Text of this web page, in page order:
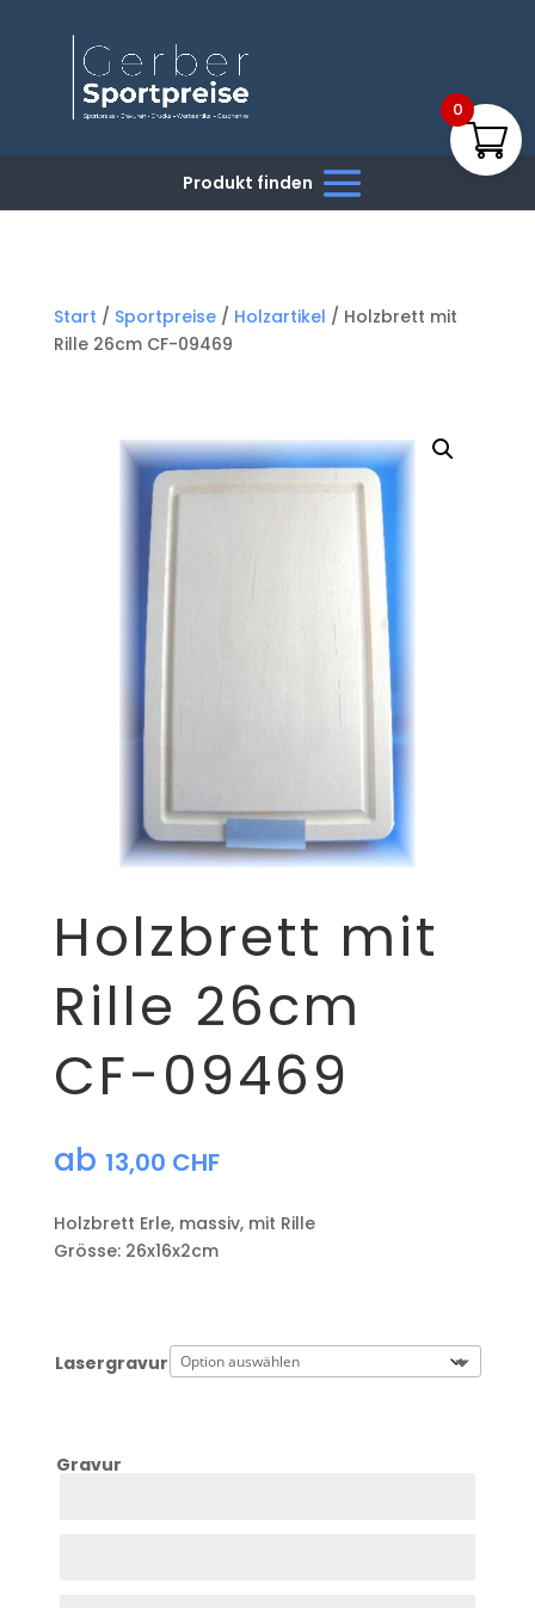
Start / Sportpreise/ Holzartikel / Holzbrett mit
Rille 26cm CF-09469
Holzbrett mit
Rille 26cm
CF-09469
ab 13,00 CHF
Holzbrett Erle, massiv, mit Rille
Grösse: 26x16x2cm
Lasergravur
Gravur
0